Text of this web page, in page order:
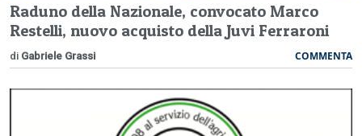
Raduno della Nazionale, convocato Marco
Restelli, nuovo acquisto della Juvi Ferraroni
di Gabriele Grassi COMMENTA